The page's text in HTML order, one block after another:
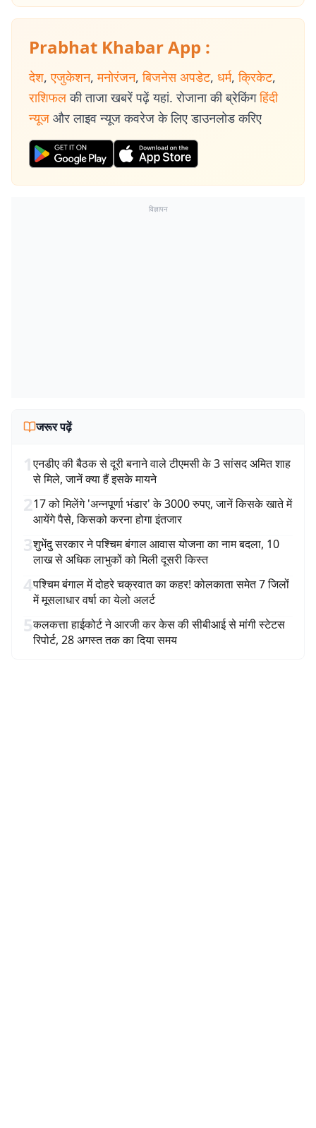
Prabhat Khabar App :
देश, एजुकेशन, मनोरंजन, बिजनेस अपडेट, धर्म, क्रिकेट,
राशिफल की ताजा खबरें पढ़ें यहां. रोजाना की ब्रेकिंग हिंदी
न्यूज और लाइव न्यूज कवरेज के लिए डाउनलोड करिए
विज्ञापन
जरूर पढ़ें
1एनडीए की बैठक से दूरी बनाने वाले टीएमसी के 3 सांसद अमित शाह
से मिले, जानें क्या हैं इसके मायने
217 को मिलेंगे 'अन्नपूर्णा भंडार' के 3000 रुपए, जानें किसके खाते में
आयेंगे पैसे, किसको करना होगा इंतजार
3शुभेंदु सरकार ने पश्चिम बंगाल आवास योजना का नाम बदला, 10
लाख से अधिक लाभुकों को मिली दूसरी किस्त
4पश्चिम बंगाल में दोहरे चक्रवात का कहर! कोलकाता समेत 7 जिलों
में मूसलाधार वर्षा का येलो अलर्ट
5कलकत्ता हाईकोर्ट ने आरजी कर केस की सीबीआई से मांगी स्टेटस
रिपोर्ट, 28 अगस्त तक का दिया समय